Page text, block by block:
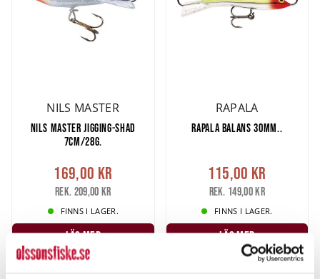
NILS MASTER
NILS MASTER JIGGING-SHAD
7CM/28G.
169,00 kr
Rek. 209,00 kr
FINNS I LAGER.
LÄS MER
RAPALA
RAPALA BALANS 30MM..
115,00 kr
Rek. 149,00 kr
FINNS I LAGER.
LÄS MER